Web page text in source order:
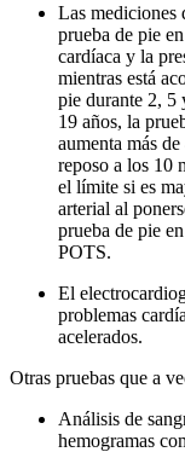
Las mediciones
prueba de pie
cardíaca y la
mientras está
pie durante 2, 5
19 años, la
aumenta más
reposo a los 10
el límite si es
arterial al
prueba de pie
POTS.
El
problemas
acelerados.
Otras pruebas que a
Análisis de
hemogramas